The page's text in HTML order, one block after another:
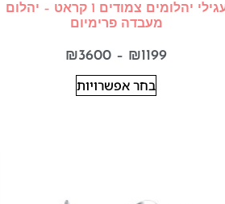
עגילי יהלומים צמודים 1 קראט – יהלום
מעבדה פרימיום
₪1199
–
₪3600
בחר אפשרויות